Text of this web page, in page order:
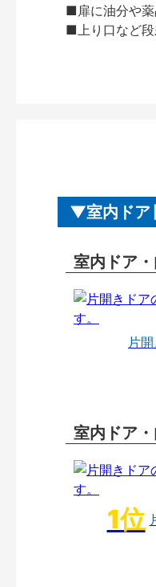
■扉に油分や薬
■上り口など段
室内ドア
室内ドア
片
室内ドア